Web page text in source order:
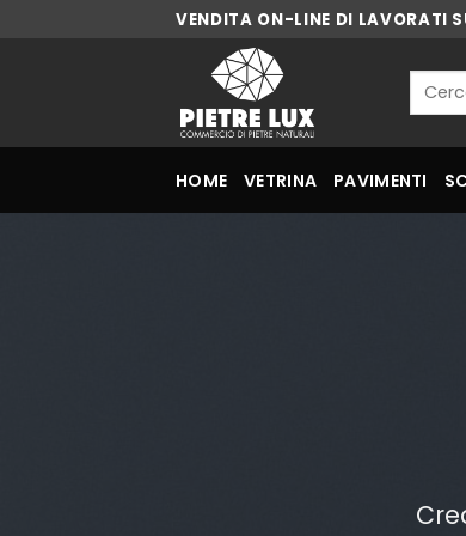
VENDITA ON-LINE DI LAVORATI
Cerca:
HOME VETRINA PAVIMENTI